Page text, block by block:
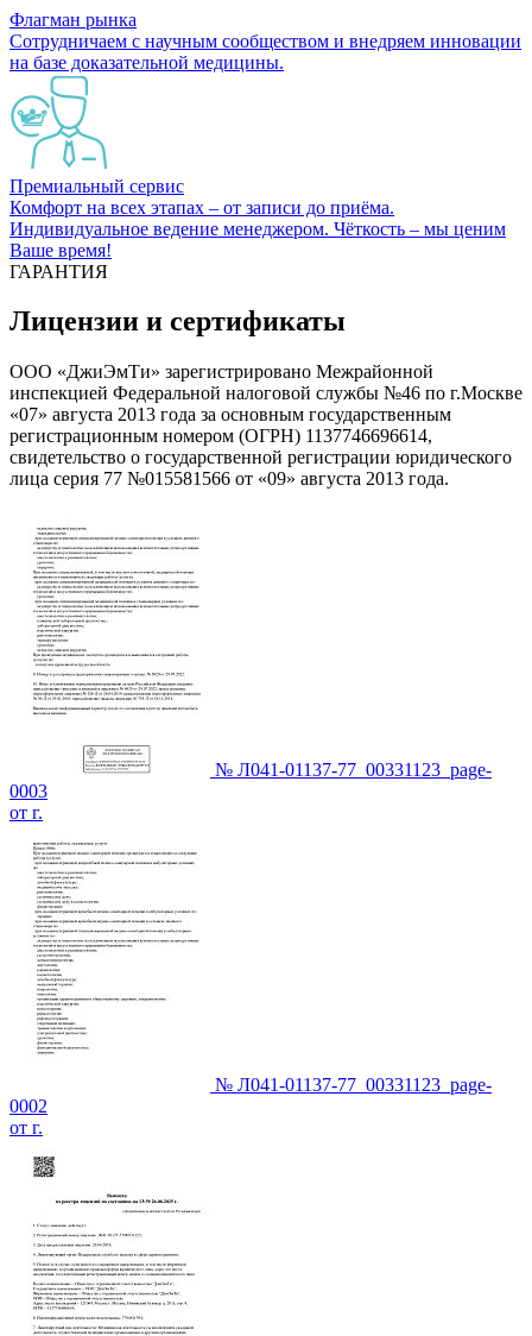
Флагман рынка
Сотрудничаем с научным сообществом и внедряем инновации
на базе доказательной медицины.
Премиальный сервис
Комфорт на всех этапах – от записи до приёма.
Индивидуальное ведение менеджером. Чёткость – мы ценим
Ваше время!
ГАРАНТИЯ
Лицензии и сертификаты
ООО «ДжиЭмТи» зарегистрировано Межрайонной
инспекцией Федеральной налоговой службы №46 по г.Москве
«07» августа 2013 года за основным государственным
регистрационным номером (ОГРН) 1137746696614,
свидетельство о государственной регистрации юридического
лица серия 77 №015581566 от «09» августа 2013 года.
№ Л041-01137-77_00331123_page-
0003
от г.
№ Л041-01137-77_00331123_page-
0002
от г.